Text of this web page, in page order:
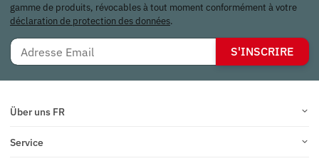
gamme de produits, révocables à tout moment conformément à votre
déclaration de protection des données.
S'INSCRIRE
Über uns FR
Service